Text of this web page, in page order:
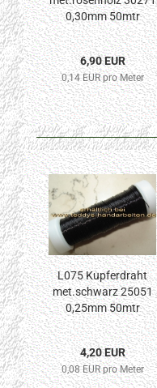
0,30mm 50mtr
6,90 EUR
0,14 EUR pro Meter
L075 Kupferdraht
met.schwarz 25051
0,25mm 50mtr
4,20 EUR
0,08 EUR pro Meter